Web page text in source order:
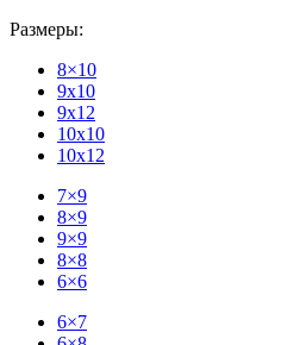
Размеры:
8×10
9x10
9x12
10x10
10x12
7×9
8×9
9×9
8×8
6×6
6×7